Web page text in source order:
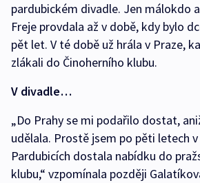
pardubickém divadle. Jen málokdo
Freje provdala až v době, kdy bylo
pět let. V té době už hrála v Praze,
zlákali do Činoherního klubu.
V divadle…
„Do Prahy se mi podařilo dostat,
udělala. Prostě jsem po pěti letech
Pardubicích dostala nabídku do
klubu,“ vzpomínala později